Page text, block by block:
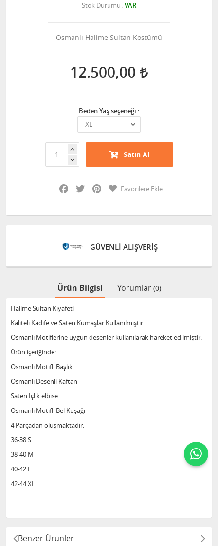
Stok Durumu VAR
Osmanlı Halime Sultan Kostümü
12.500,00
Beden Yaş seçeneği :
Satın Al
Facebook
Twitter PinterestFavorilere Ekle
GÜVENLİ ALIŞVERİŞ
Ürün Bilgisi Yorumlar (0)
Halime Sultan Kıyafeti
Kaliteli Kadife ve Saten Kumaşlar Kullanılmıştır.
Osmanlı Motiflerine uygun desenler kullanılarak hareket edilmiştir.
Ürün içeriğinde:
Osmanlı Motifli Başlık
Osmanlı Desenli Kaftan
Saten İçlik elbise
Osmanlı Motifli Bel Kuşağı
4 Parçadan oluşmaktadır.
36-38 S
38-40 M
40-42 L
42-44 XL
Benzer Ürünler